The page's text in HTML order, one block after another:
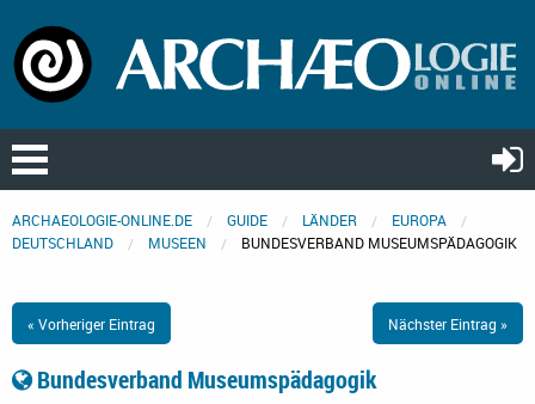
ARCHAEOLOGIE-ONLINE.DE GUIDE LÄNDER
EUROPA
DEUTSCHLAND
MUSEEN BUNDESVERBAND MUSEUMSPÄDAGOGIK
« Vorheriger Eintrag Nächster Eintrag »
Bundesverband Museumspädagogik